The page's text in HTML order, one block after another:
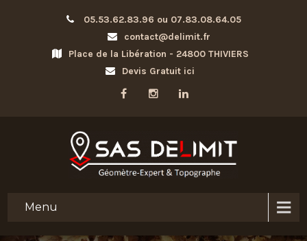
05.53.62.83.96 ou 07.83.08.64.05
contact@delimit.fr
Place de la Libération - 24800 THIVIERS
Devis Gratuit ici
Menu